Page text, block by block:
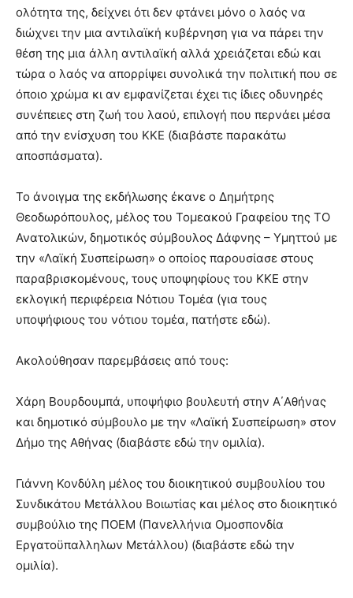
ολότητα της, δείχνει ότι δεν φτάνει μόνο ο λαός να
διώχνει την μια αντιλαϊκή κυβέρνηση για να πάρει την
θέση της μια άλλη αντιλαϊκή αλλά χρειάζεται εδώ και
τώρα ο λαός να απορρίψει συνολικά την πολιτική που σε
όποιο χρώμα κι αν εμφανίζεται έχει τις ίδιες οδυνηρές
συνέπειες στη ζωή του λαού, επιλογή που περνάει μέσα
από την ενίσχυση του ΚΚΕ (διαβάστε παρακάτω
αποσπάσματα).
Το άνοιγμα της εκδήλωσης έκανε ο Δημήτρης
Θεοδωρόπουλος, μέλος του Τομεακού Γραφείου της ΤΟ
Ανατολικών, δημοτικός σύμβουλος Δάφνης – Υμηττού με
την «Λαϊκή Συσπείρωση» ο οποίος παρουσίασε στους
παραβρισκομένους, τους υποψηφίους του ΚΚΕ στην
εκλογική περιφέρεια Νότιου Τομέα (για τους
υποψήφιους του νότιου τομέα, πατήστε εδώ).
Ακολούθησαν παρεμβάσεις από τους:
Χάρη Βουρδουμπά, υποψήφιο βουλευτή στην Α΄Αθήνας
και δημοτικό σύμβουλο με την «Λαϊκή Συσπείρωση» στον
Δήμο της Αθήνας (διαβάστε εδώ την ομιλία).
Γιάννη Κονδύλη μέλος του διοικητικού συμβουλίου του
Συνδικάτου Μετάλλου Βοιωτίας και μέλος στο διοικητικό
συμβούλιο της ΠΟΕΜ (Πανελλήνια Ομοσπονδία
Εργατοϋπαλληλων Μετάλλου) (διαβάστε εδώ την
ομιλία).